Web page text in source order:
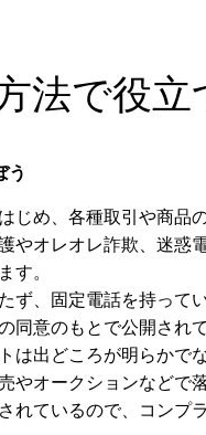
法で役
う
じめ、各種取引や商品
やオレオレ詐欺、迷惑
す。
ず、固定電話を持って
同意のもとで公開され
は出どころが明らかで
やオークションなどで
れているので、コンプ